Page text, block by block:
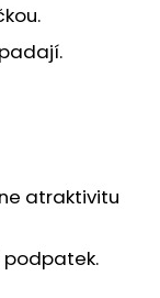
atraktivitu
podpatek.